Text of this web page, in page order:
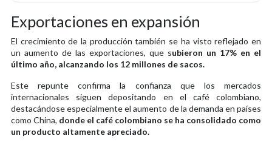
Exportaciones en expansión
El crecimiento de la producción también se ha visto reflejado en
un aumento de las exportaciones, que subieron un 17% en el
último año, alcanzando los 12 millones de sacos.
Este repunte confirma la confianza que los mercados
internacionales siguen depositando en el café colombiano,
destacándose especialmente el aumento de la demanda en países
como China, donde el café colombiano se ha consolidado como
un producto altamente apreciado.